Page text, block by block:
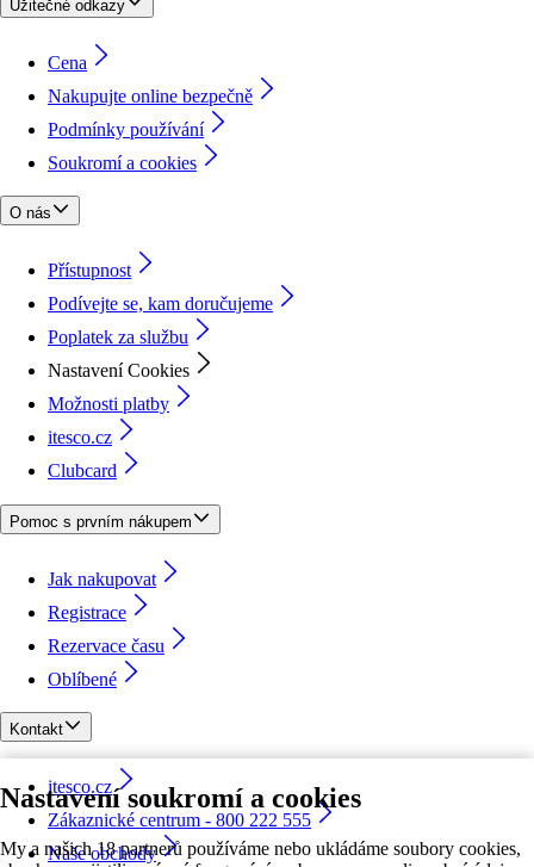
Nastavení soukromí a cookies
My a našich 18 partnerů používáme nebo ukládáme soubory cookies,
Užitečné odkazy
Cena
Nakupujte online bezpečně
Podmínky používání
Soukromí a cookies
O nás
Přístupnost
Podívejte se, kam doručujeme
Poplatek za službu
Nastavení Cookies
Možnosti platby
itesco.cz
Clubcard
Pomoc s prvním nákupem
Jak nakupovat
Registrace
Rezervace času
Oblíbené
Kontakt
itesco.cz
Zákaznické centrum - 800 222 555
Naše obchody